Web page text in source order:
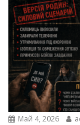
Май 4, 2026